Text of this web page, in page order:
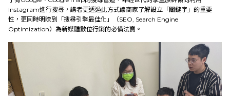
Instagram進行搜尋，講者更透過此方式讓商家了解設立「關鍵字」的重要
性，更同時明瞭到「搜尋引擎最佳化」（SEO, Search Engine
Optimization）為新媒體數位行銷的必備法寶。